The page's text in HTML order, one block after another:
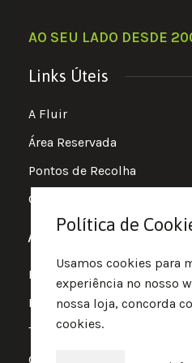
AO SEU LADO DESDE
Links Úteis
A Fluir
Área Reservada
Pontos de Recolha
Contactos e Localização
Apoio ao Cliente
Página Inicial
Encomendas e Pagamentos
Trocas e Devoluções
Garantia e Pedido de
Política de
Usamos cookies para
experiência no nosso
nossa loja, concorda
cookies.